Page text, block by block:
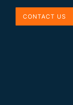
CONTACT US